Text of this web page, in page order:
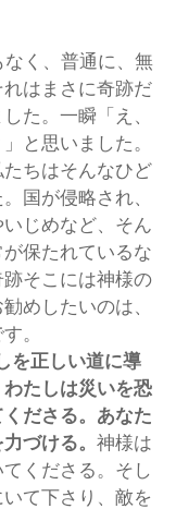
なく、普通に、無
はまさに奇跡だ
た。一瞬「え、
と思いました。
ちはそんなひど
国が侵略され、
じめなど、そん
保たれているな
そこには神様の
めしたいのは、
。
を正しい道に導
たしは災いを恐
ださる。あなた
づける。神様は
くださる。そし
て下さり、敵を